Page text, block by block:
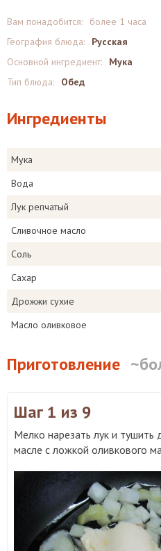
Вам понадобится:
более 1 часа
География блюда:
Русская
Основной ингредиент:
Мука
Тип блюда:
Обед
Ингредиенты
Мука
Вода
Лук репчатый
Сливочное масло
Соль
Сахар
Дрожжи сухие
Масло оливковое
Приготовление
Шаг 1 из 9
Мелко нарезать лук и тушить
масле с ложкой оливкового